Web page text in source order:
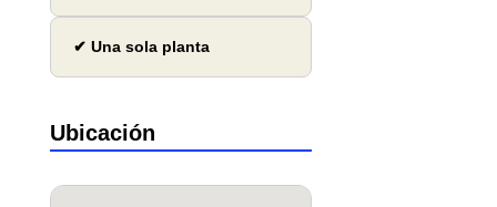
✔ Una sola planta
Ubicación